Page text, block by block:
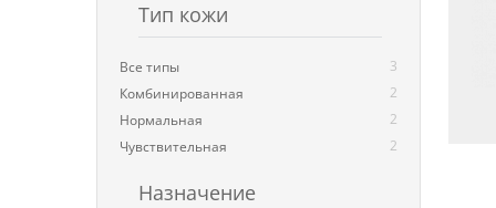
Тип кожи
Все типы
3
Комбинированная
2
Нормальная
2
Чувствительная
2
Назначение